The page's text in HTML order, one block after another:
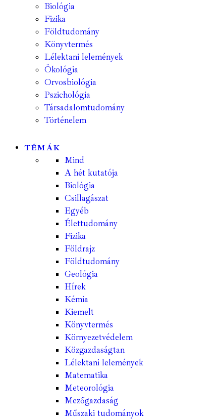
Biológia
Fizika
Földtudomány
Könyvtermés
Lélektani lelemények
Ökológia
Orvosbiológia
Pszichológia
Társadalomtudomány
Történelem
TÉMÁK
Mind
A hét kutatója
Biológia
Csillagászat
Egyéb
Élettudomány
Fizika
Földrajz
Földtudomány
Geológia
Hírek
Kémia
Kiemelt
Könyvtermés
Környezetvédelem
Közgazdaságtan
Lélektani lelemények
Matematika
Meteorológia
Mezőgazdaság
Műszaki tudományok